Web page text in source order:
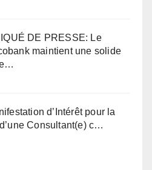
DE PRESSE: Le
maintient une solide
d’Intérêt pour la
Consultant(e) c…